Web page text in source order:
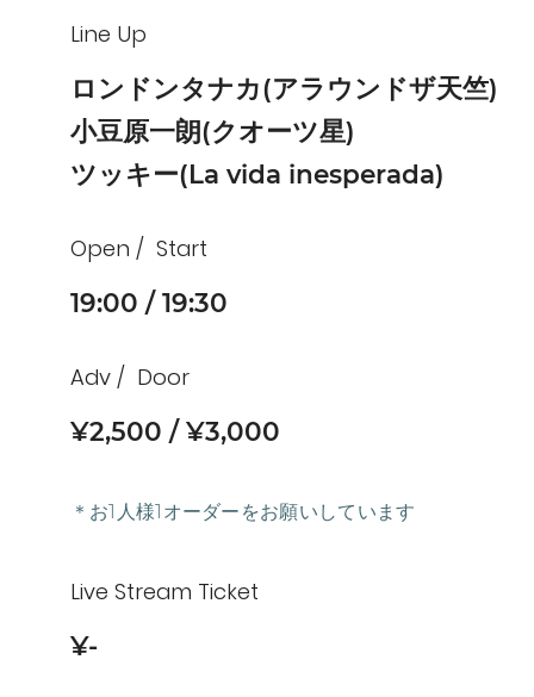
Line Up
ロンドンタナカ(アラウンドザ天竺)
小豆原一朗(クオーツ星)
ツッキー(La vida inesperada)
Open Start
19:00 19:30
Adv Door
¥2,500 ¥3,000
＊お1人様1オーダーをお願いしています
Live Stream Ticket
¥-